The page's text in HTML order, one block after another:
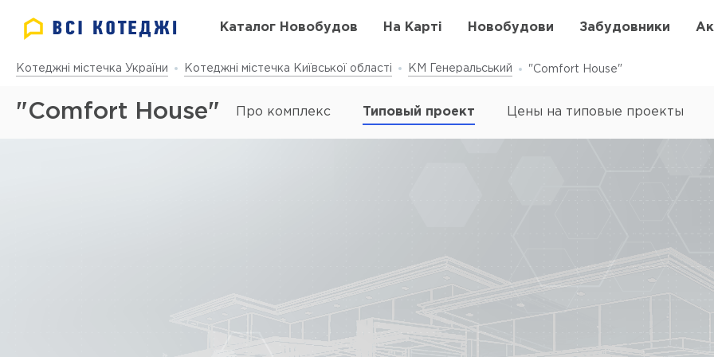
Каталог Новобудов На Карті Новобудови Забудовники
Котеджні містечка України Котеджні містечка Київської області КМ Генеральський "Comfort House"
"Comfort House" Про комплекс Типовый проект Цены на типовые проекты